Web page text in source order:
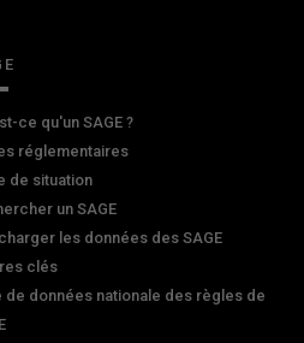
ce qu'un SAGE ?
réglementaires
de situation
un SAGE
les données des SAGE
clés
de données nationale des règles de